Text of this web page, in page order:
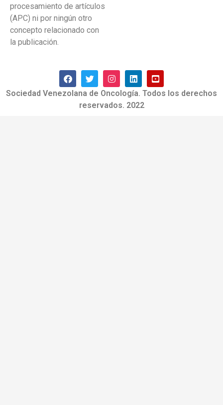
procesamiento de artículos
(APC) ni por ningún otro
concepto relacionado con
la publicación.
Sociedad Venezolana de Oncología. Todos los derechos
reservados. 2022